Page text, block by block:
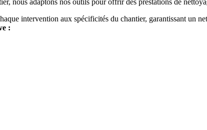
nous adaptons nos outils pour offrir des prestations de
intervention aux spécificités du chantier, garantissant un
: